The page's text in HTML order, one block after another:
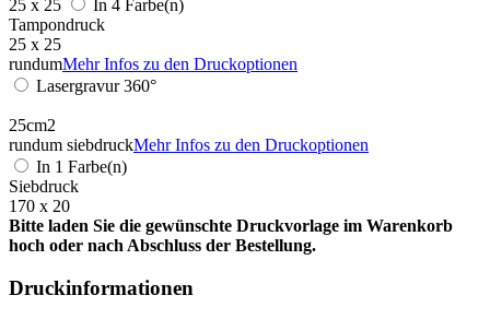
25 x 25
In 4 Farbe(n)
Tampondruck
25 x 25
rundumMehr Infos zu den Druckoptionen
Lasergravur 360°
25cm2
rundum siebdruckMehr Infos zu den Druckoptionen
In 1 Farbe(n)
Siebdruck
170 x 20
Bitte laden Sie die gewünschte Druckvorlage im Warenkorb
hoch oder nach Abschluss der Bestellung.
Druckinformationen